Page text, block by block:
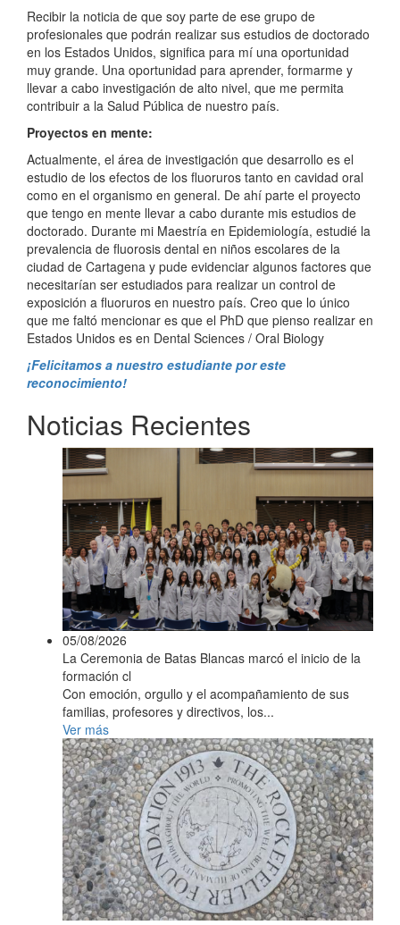
Recibir la noticia de que soy parte de ese grupo de
profesionales que podrán realizar sus estudios de doctorado
en los Estados Unidos, significa para mí una oportunidad
muy grande. Una oportunidad para aprender, formarme y
llevar a cabo investigación de alto nivel, que me permita
contribuir a la Salud Pública de nuestro país.
Proyectos en mente:
Actualmente, el área de investigación que desarrollo es el
estudio de los efectos de los fluoruros tanto en cavidad oral
como en el organismo en general. De ahí parte el proyecto
que tengo en mente llevar a cabo durante mis estudios de
doctorado. Durante mi Maestría en Epidemiología, estudié la
prevalencia de fluorosis dental en niños escolares de la
ciudad de Cartagena y pude evidenciar algunos factores que
necesitarían ser estudiados para realizar un control de
exposición a fluoruros en nuestro país. Creo que lo único
que me faltó mencionar es que el PhD que pienso realizar en
Estados Unidos es en Dental Sciences / Oral Biology
¡Felicitamos a nuestro estudiante por este
reconocimiento!
Noticias Recientes
05/08/2026
La Ceremonia de Batas Blancas marcó el inicio de la
formación cl
Con emoción, orgullo y el acompañamiento de sus
familias, profesores y directivos, los...
Ver más